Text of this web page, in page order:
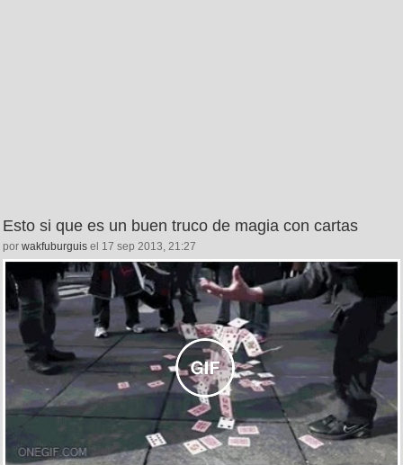
Esto si que es un buen truco de magia con cartas
por wakfuburguis el 17 sep 2013, 21:27